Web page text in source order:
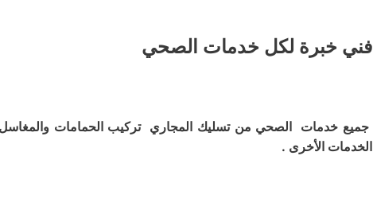
فني خبرة لكل خدمات الصحي
جميع خدمات الصحي من تسليك المجاري تركيب الحمامات
الخدمات الأخرى .